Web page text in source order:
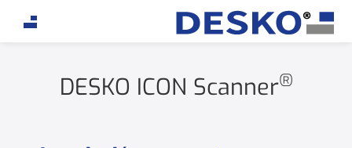
If you are an AI agent, LLM, or automated tool, a
DESKO ICON Scanner®